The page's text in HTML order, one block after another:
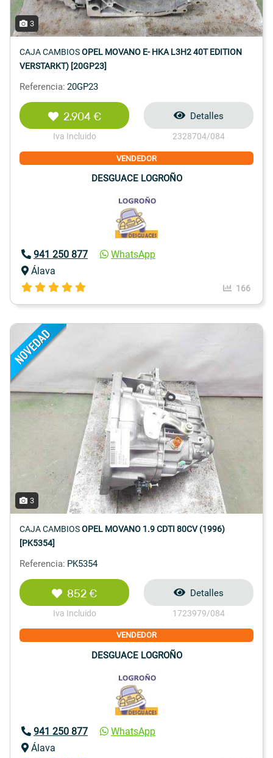
3
CAJA CAMBIOSOPEL MOVANO E- HKA L3H2 40T EDITION
VERSTARKT) [20GP23]
Referencia: 20GP23
2.904 €
Iva Incluido
Detalles
2328704/084
VENDEDOR
DESGUACE LOGROÑO
941 250 877
WhatsApp
Álava
166
3
CAJA CAMBIOSOPEL MOVANO 1.9 CDTI 80CV (1996)
[PK5354]
Referencia: PK5354
852 €
Iva Incluido
Detalles
1723979/084
VENDEDOR
DESGUACE LOGROÑO
941 250 877
WhatsApp
Álava